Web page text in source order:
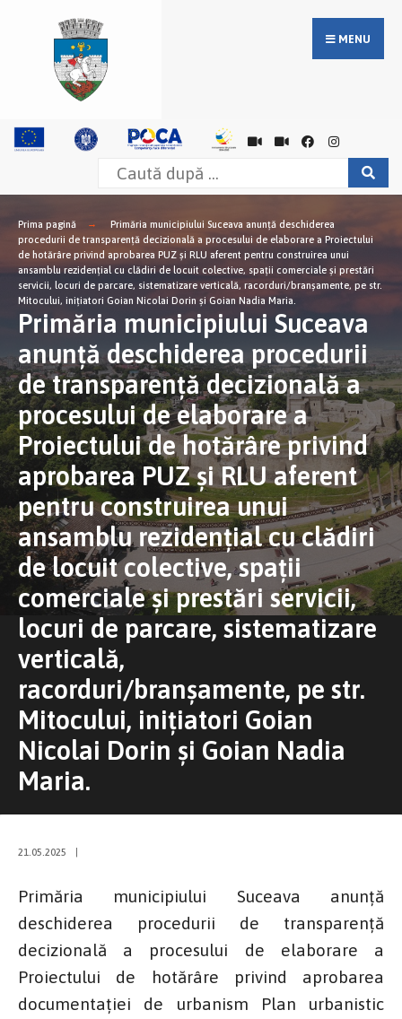
MENU
Prima pagină
Primăria municipiului Suceava anunţă deschiderea
procedurii de transparenţă decizională a procesului de elaborare a Proiectului
de hotărâre privind aprobarea PUZ și RLU aferent pentru construirea unui
ansamblu rezidențial cu clădiri de locuit colective, spații comerciale și prestări
servicii, locuri de parcare, sistematizare verticală, racorduri/branșamente, pe str.
Mitocului, inițiatori Goian Nicolai Dorin și Goian Nadia Maria.
Primăria municipiului Suceava
anunţă deschiderea procedurii
de transparenţă decizională a
procesului de elaborare a
Proiectului de hotărâre privind
aprobarea PUZ și RLU aferent
pentru construirea unui
ansamblu rezidențial cu clădiri
de locuit colective, spații
comerciale și prestări servicii,
locuri de parcare, sistematizare
verticală,
racorduri/branșamente, pe str.
Mitocului, inițiatori Goian
Nicolai Dorin și Goian Nadia
Maria.
21.05.2025
Primăria municipiului Suceava anunţă
deschiderea procedurii de transparenţă
decizională a procesului de elaborare a
Proiectului de hotărâre privind aprobarea
documentației de urbanism Plan urbanistic